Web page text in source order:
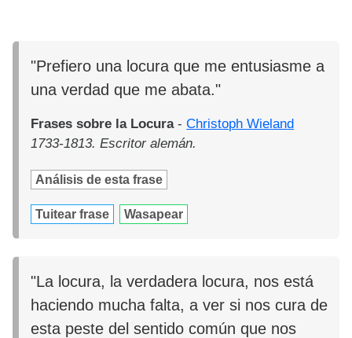
"Prefiero una locura que me entusiasme a
una verdad que me abata."
Frases sobre la Locura-Christoph Wieland
1733-1813. Escritor alemán.
Análisis de esta frase
Tuitear frase Wasapear
"La locura, la verdadera locura, nos está
haciendo mucha falta, a ver si nos cura de
esta peste del sentido común que nos